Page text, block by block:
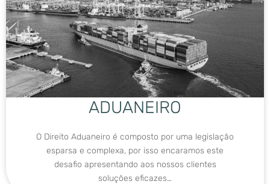
ADUANEIRO
O Direito Aduaneiro é composto por uma legislação
esparsa e complexa, por isso encaramos este
desafio apresentando aos nossos clientes
soluções eficazes…